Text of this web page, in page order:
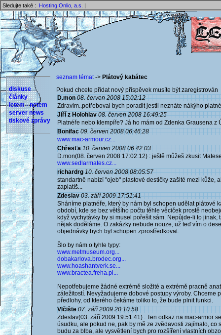
Sledujte také : Hosting Onlio, a.s. |
diskuse
články
letem - netem
server news
tiskové zprávy
seznam témat-> Plátový kabátec
Pokud chcete přidat nový příspěvek musíte být
D.mon 08. červen 2008 15:02:12
Zdravim..potřeboval bych poradit jestli neznáte nákýho
Jiří z Holohlav 08. červen 2008 16:49:25
Platnéře nebo klempíře? Já ho mám od Zdenka Grausena z
Bonifac 09. červen 2008 06:46:28
www.mac-armour.cz...
Chřesťa 10. červen 2008 06:42:03
D.mon(08. červen 2008 17:02:12) : ještě můžeš zkusit
www.sedlarmates.cz...
richardrg 10. červen 2008 08:05:57
standartně nabízí "ojeb" plastové destičky zašité mezi kůže,
zaplatíš...
Zdeslav 03. září 2009 17:51:41
Sháníme platnéře, který by nám byl schopen udělat plátové
období, kde se bez většího počtu těhle věciček prostě
když vychytávky by si musel pořešit sám. Nepůjde-li to
nějak doděláme. O zakázky nebude nouze, už teď vím o
objednávky bych byl schopen zprostředkovat.
Šlo by nám o tyhle typy:
www.metmuseum.org...
dobakarlova.brodec.org...
www.hoashantverk.se...
www.bractea.freha.pl...
Nepotřebujeme žádné extrémě složité a extrémě pracně
záležitostí. Nevyžadujeme dobové postupy výroby. Chceme
předlohy, od kterého čekáme toliko to, že bude plnit funkci.
Vlčište 07. září 2009 20:10:58
Zdeslav(03. září 2009 19:51:41) : Ten odkaz na mac-armor
úsudku, ale pokud ne, pak by mě ze zvědavosti zajímalo, co
budu za blba, ale vysvětlení bych pro rozšíření vlastních